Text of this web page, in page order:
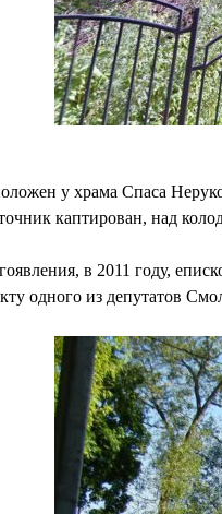
у храма Спаса
каптирован, над
в 2011 году,
одного из депутатов